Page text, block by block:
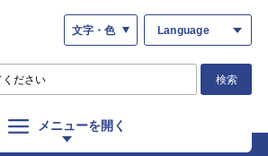
文字・色 Language
検索
メニューを開く